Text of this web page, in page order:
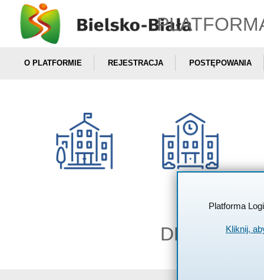
O PLATFORMIE REJESTRACJA POSTĘPOWANIA
Platforma
Kliknij,